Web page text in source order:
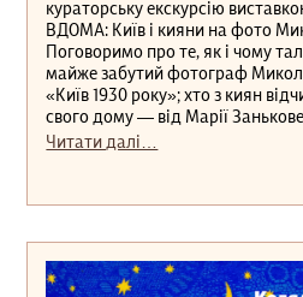
кураторську екскурсію
ВДОМА: Київ і кияни на фото
Поговоримо про те, як і чому
майже забутий фотограф
«Київ 1930 року»; хто з киян
свого дому — від Марії
Читати далі…